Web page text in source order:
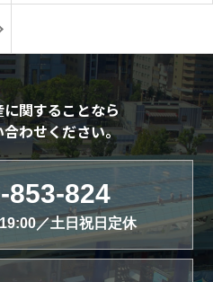
関することなら
わせください。
853-824
／土日祝日定休